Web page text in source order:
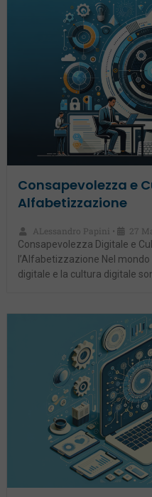
Consapevolezza e
Alfabetizzazione
ALessandro Papini •
27
Consapevolezza Digitale e
l’Alfabetizzazione Nel
digitale e la cultura digitale